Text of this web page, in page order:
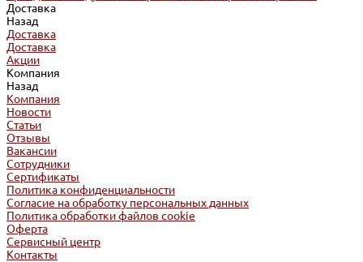
Доставка
Назад
Доставка
Доставка
Акции
Компания
Назад
Компания
Новости
Статьи
Отзывы
Вакансии
Сотрудники
Сертификаты
Политика конфиденциальности
Согласие на обработку персональных данных
Политика обработки файлов cookie
Оферта
Сервисный центр
Контакты